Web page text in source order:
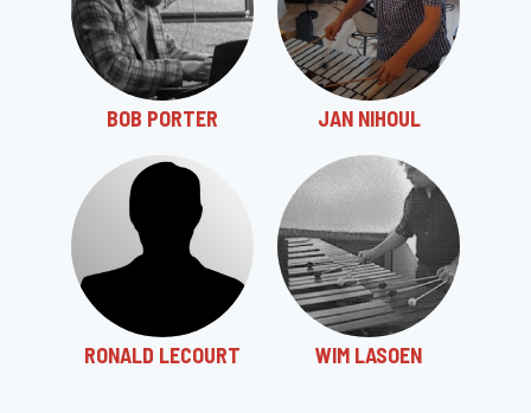
BOB PORTER JAN NIHOUL
RONALD LECOURT WIM LASOEN